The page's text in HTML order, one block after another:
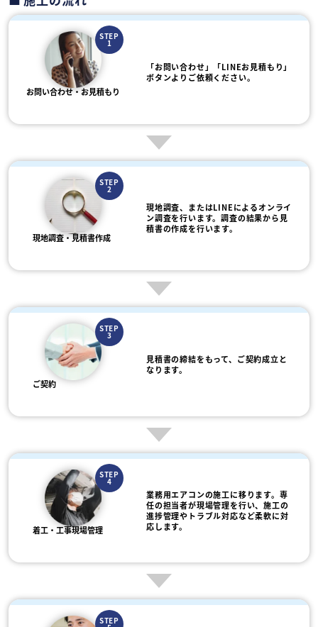
STEP
1
お問い合わせ・お見積もり
「お問い合わせ」「LINEお見積もり」
ボタンよりご依頼ください。
STEP
2
現地調査・見積書作成
現地調査、またはLINEによるオンライ
ン調査を行います。調査の結果から見
積書の作成を行います。
STEP
3
ご契約
見積書の締結をもって、ご契約成立と
なります。
STEP
4
着工・工事現場管理
業務用エアコンの施工に移ります。専
任の担当者が現場管理を行い、施工の
進捗管理やトラブル対応など柔軟に対
応します。
STEP